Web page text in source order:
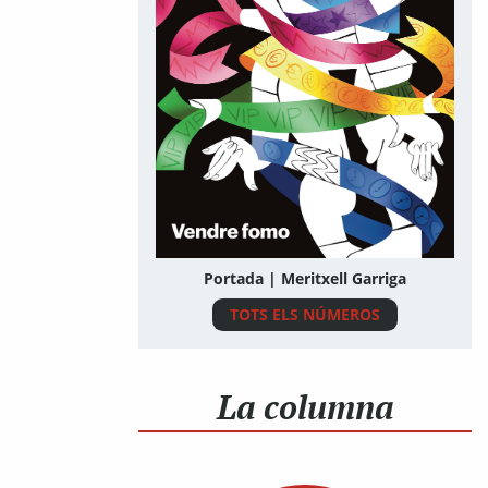
Portada | Meritxell Garriga
TOTS ELS NÚMEROS
La columna